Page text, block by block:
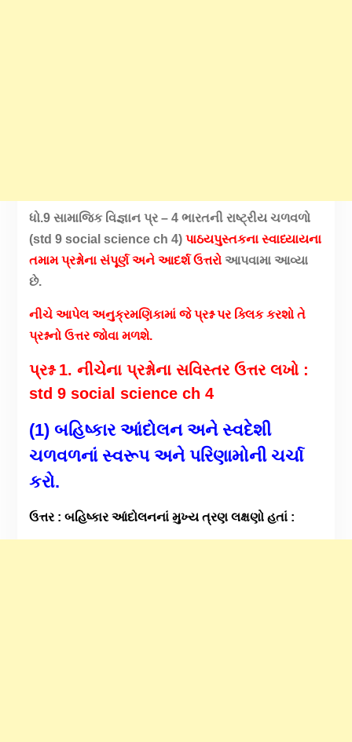
ધો.9 સામાજિક વિજ્ઞાન પ્ર – 4 ભારતની રાષ્ટ્રીય ચળવળો
(std 9 social science ch 4) પાઠયપુસ્તકના સ્વાધ્યાયના
તમામ પ્રશ્નોના સંપૂર્ણ અને આદર્શ ઉત્તરોઆપવામા આવ્યા
છે.
નીચે આપેલ અનુક્રમણિકામાં જે પ્રશ્ન પર ક્લિક કરશો તે
પ્રશ્નનો ઉત્તર જોવા મળશે.
પ્રશ્ન 1. નીચેના પ્રશ્નોના સવિસ્તર ઉત્તર લખો :
std 9 social science ch 4
(1) બહિષ્કાર આંદોલન અને સ્વદેશી
ચળવળનાં સ્વરૂપ અને પરિણામોની ચર્ચા
કરો.
ઉત્તર : બહિષ્કાર આંદોલનનાં મુખ્ય ત્રણ લક્ષણો હતાં :